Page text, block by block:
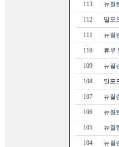
113 뉴질
112 밀포
111 뉴질
110 휴무
109 뉴질
108 밀포
107 뉴질
106 뉴질
105 뉴질
104 뉴질